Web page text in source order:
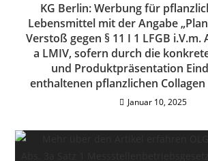
KG Berlin: Werbung für
Lebensmittel mit der Angabe
Verstoß gegen § 11 I 1 LFGB i.V.m.
a LMIV, sofern durch die
und Produktpräsentation
enthaltenen pflanzlichen
Januar 10, 2025